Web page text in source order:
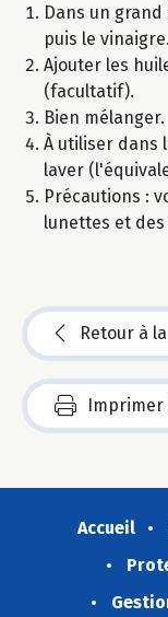
Dans un
puis le vinaigre.
Ajouter les
(facultatif).
Bien mélanger.
À utiliser dans
laver
Précautions :
lunettes et
Retour à
Imprimer
Accueil